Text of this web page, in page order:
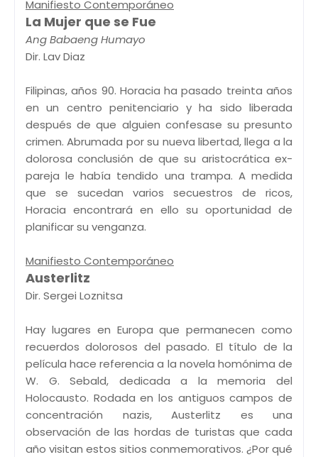
Manifiesto Contemporáneo
La Mujer que se Fue
Ang Babaeng Humayo
Dir. Lav Diaz
Filipinas, años 90. Horacia ha pasado treinta años
en un centro penitenciario y ha sido liberada
después de que alguien confesase su presunto
crimen. Abrumada por su nueva libertad, llega a la
dolorosa conclusión de que su aristocrática ex-
pareja le había tendido una trampa. A medida
que se sucedan varios secuestros de ricos,
Horacia encontrará en ello su oportunidad de
planificar su venganza.
Manifiesto Contemporáneo
Austerlitz
Dir. Sergei Loznitsa
Hay lugares en Europa que permanecen como
recuerdos dolorosos del pasado. El título de la
película hace referencia a la novela homónima de
W. G. Sebald, dedicada a la memoria del
Holocausto. Rodada en los antiguos campos de
concentración nazis, Austerlitz es una
observación de las hordas de turistas que cada
año visitan estos sitios conmemorativos. ¿Por qué